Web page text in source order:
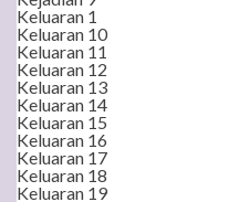
Keluaran 1
Keluaran 10
Keluaran 11
Keluaran 12
Keluaran 13
Keluaran 14
Keluaran 15
Keluaran 16
Keluaran 17
Keluaran 18
Keluaran 19